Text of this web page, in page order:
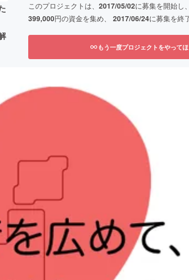
このプロジェクトは、 2017/05/02に募集を開始し、
399,000円の資金を集め、 2017/06/24に募集を終
もう一度プロジェクトをやって